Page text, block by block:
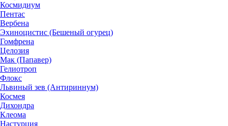
Космидиум
Пентас
Вербена
Эхиноцистис (Бешеный огурец)
Гомфрена
Целозия
Мак (Папавер)
Гелиотроп
Флокс
Львиный зев (Антириннум)
Космея
Дихондра
Клеома
Настурция